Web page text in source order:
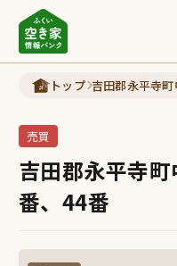
新着情報
制度について
空き家バンク制度とは
古民家ナビとは
トップ 吉田郡永平寺
吉田郡永平寺
番、44番
売買